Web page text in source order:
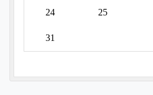
24 25
31